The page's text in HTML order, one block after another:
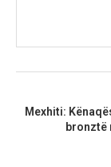
Mexhiti:
bronztë